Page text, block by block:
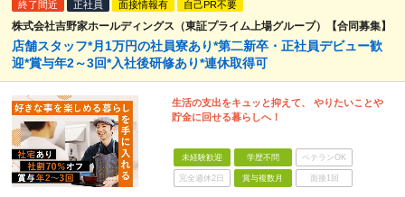
終了間近 正社員 面接情報有 自己PR不要
株式会社吉野家ホールディングス（東証プライム上場グループ）【合同募集】
店舗スタッフ*月1万円の社員寮あり*第二新卒・正社員デビュー歓
迎*賞与年2～3回*入社後研修あり*連休取得可
生活の支出をキュッと抑えて、 やりたいことや
貯金に回せる暮らしへ！
未経験歓迎 学歴不問 ベテランOK
完全週休2日 賞与複数月 面接1回